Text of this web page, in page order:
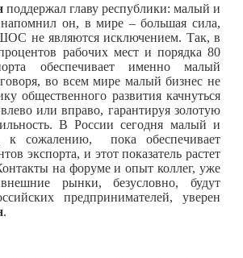
поддержал главу республики: малый и
напомнил он, в мире – большая сила,
не являются исключением. Так, в
рабочих мест и порядка 80
обеспечивает именно малый
во всем мире малый бизнес не
общественного развития качнуться
или вправо, гарантируя золотую
В России сегодня малый и
к сожалению, пока обеспечивает
экспорта, и этот показатель растет
на форуме и опыт коллег, уже
рынки, безусловно, будут
предпринимателей, уверен
.